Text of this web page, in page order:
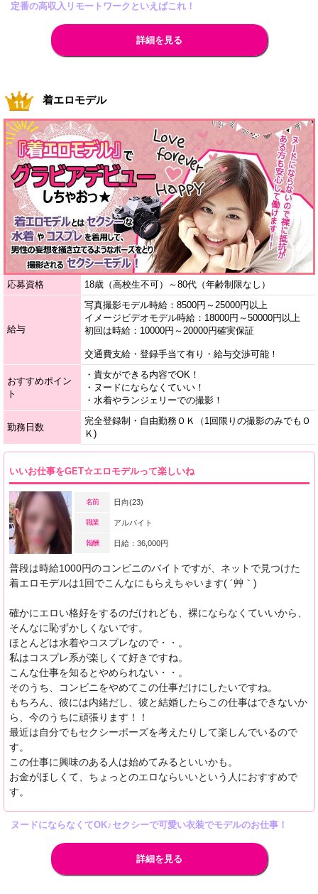
定番の高収入リモートワークといえばこれ！
詳細を見る
着エロモデル
応募資格 18歳（高校生不可）～80代（年齢制限なし）
給与
写真撮影モデル時給：8500円～25000円以上
イメージビデオモデル時給：18000円～50000円以上
初回は時給：10000円～20000円確実保証
交通費支給・登録手当て有り・給与交渉可能！
おすすめポイン
ト
・貴女ができる内容でOK！
・ヌードにならなくていい！
・水着やランジェリーでの撮影！
勤務日数
完全登録制・自由勤務ＯＫ（1回限りの撮影のみでもＯ
Ｋ)
いいお仕事をGET☆エロモデルって楽しいね
名前 日向(23)
職業 アルバイト
報酬 日給：36,000円
普段は時給1000円のコンビニのバイトですが、ネットで見つけた
着エロモデルは1回でこんなにもらえちゃいます( ´艸｀)
確かにエロい格好をするのだけれども、裸にならなくていいから、
そんなに恥ずかしくないです。
ほとんどは水着やコスプレなので・・。
私はコスプレ系が楽しくて好きですね。
こんな仕事を知るとやめられない・・。
そのうち、コンビニをやめてこの仕事だけにしたいですね。
もちろん、彼には内緒だし、彼と結婚したらこの仕事はできないか
ら、今のうちに頑張ります！！
最近は自分でもセクシーポーズを考えたりして楽しんでいるので
す。
この仕事に興味のある人は始めてみるといいかも。
お金がほしくて、ちょっとのエロならいいという人におすすめで
す。
ヌードにならなくてOK♪セクシーで可愛い衣装でモデルのお仕事！
詳細を見る